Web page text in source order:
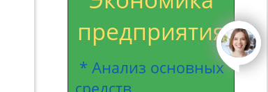
open